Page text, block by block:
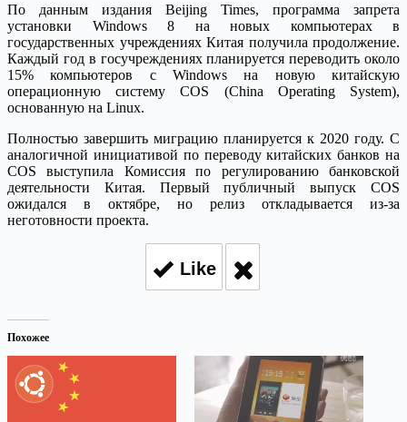
По данным издания Beijing Times, программа запрета
установки Windows 8 на новых компьютерах в
государственных учреждениях Китая получила продолжение.
Каждый год в госучреждениях планируется переводить около
15% компьютеров с Windows на новую китайскую
операционную систему COS (China Operating System),
основанную на Linux.
Полностью завершить миграцию планируется к 2020 году. С
аналогичной инициативой по переводу китайских банков на
COS выступила Комиссия по регулированию банковской
деятельности Китая. Первый публичный выпуск COS
ожидался в октябре, но релиз откладывается из-за
неготовности проекта.
Like
Похожее